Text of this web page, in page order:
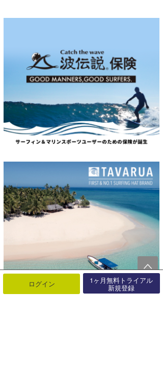
ログイン 1ヶ月無料トライアル
新規登録